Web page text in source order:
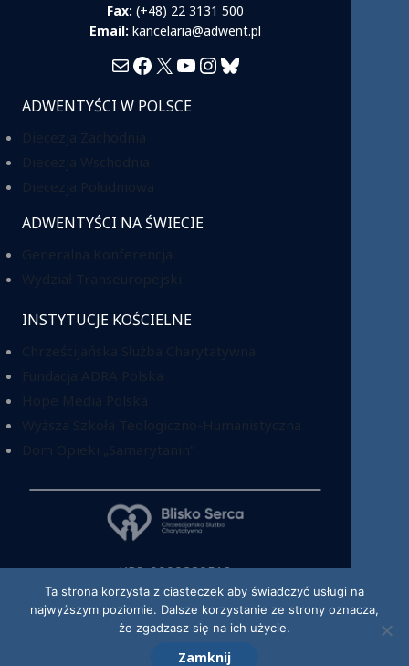
Fax: (+48) 22 3131 500
Email: kancelaria@adwent.pl
MailFacebook
X YouTube
Instagram
Bluesky
ADWENTYŚCI W POLSCE
ADWENTYŚCI NA ŚWIECIE
INSTYTUCJE KOŚCIELNE
KRS: 0000220518
Ta strona korzysta z ciasteczek aby świadczyć usługi na
najwyższym poziomie. Dalsze korzystanie ze strony oznacza,
że zgadzasz się na ich użycie.
Zamknij